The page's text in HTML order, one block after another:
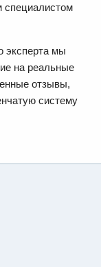
специалистом
эксперта мы
на реальные
отзывы,
систему